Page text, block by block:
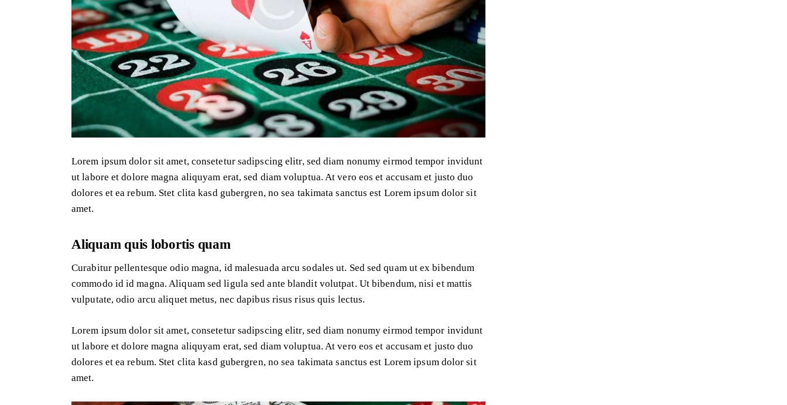
Lorem ipsum dolor sit amet, consetetur sadipscing elitr, sed diam nonumy eirmod tempor invidunt
ut labore et dolore magna aliquyam erat, sed diam voluptua. At vero eos et accusam et justo duo
dolores et ea rebum. Stet clita kasd gubergren, no sea takimata sanctus est Lorem ipsum dolor sit
amet.
Aliquam quis lobortis quam
Curabitur pellentesque odio magna, id malesuada arcu sodales ut. Sed sed quam ut ex bibendum
commodo id id magna. Aliquam sed ligula sed ante blandit volutpat. Ut bibendum, nisi et mattis
vulputate, odio arcu aliquet metus, nec dapibus risus risus quis lectus.
Lorem ipsum dolor sit amet, consetetur sadipscing elitr, sed diam nonumy eirmod tempor invidunt
ut labore et dolore magna aliquyam erat, sed diam voluptua. At vero eos et accusam et justo duo
dolores et ea rebum. Stet clita kasd gubergren, no sea takimata sanctus est Lorem ipsum dolor sit
amet.